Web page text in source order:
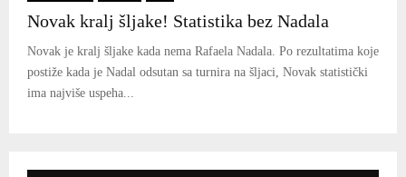
Novak kralj šljake! Statistika bez Nadala
Novak je kralj šljake kada nema Rafaela Nadala. Po rezultatima koje
postiže kada je Nadal odsutan sa turnira na šljaci, Novak statistički
ima najviše uspeha...